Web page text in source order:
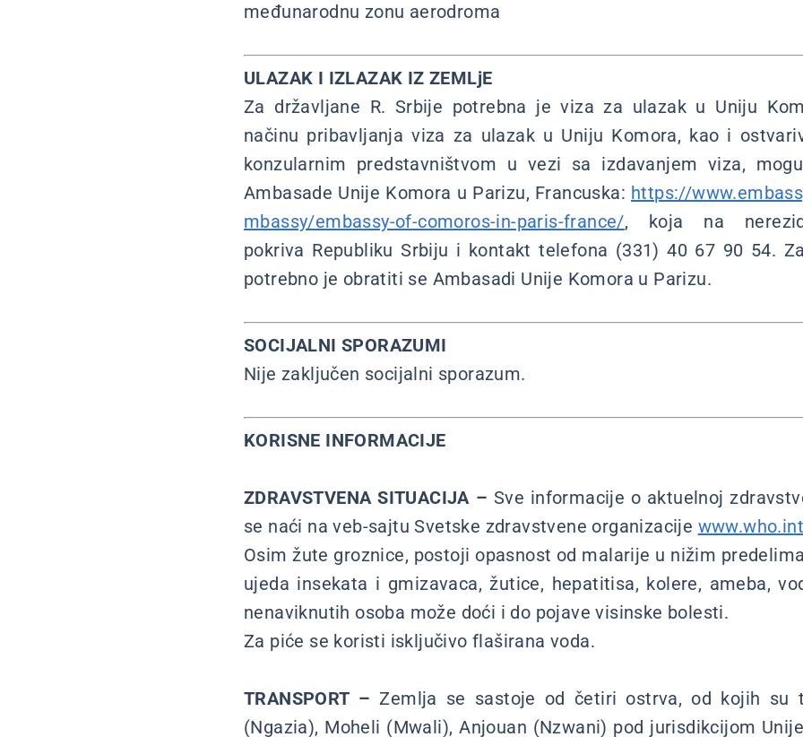
međunarodnu zonu aerodroma
ULAZAK I IZLAZAK IZ ZEMLjE
Za državljane R. Srbije potrebna je viza za ulazak u Uniju
načinu pribavljanja viza za ulazak u Uniju Komora, kao i
konzularnim predstavništvom u vezi sa izdavanjem viza,
Ambasade Unije Komora u Parizu, Francuska: https://
mbassy/embassy-of-comoros-in-paris-france/, koja na
pokriva Republiku Srbiju i kontakt telefona (331) 40 67 90 54.
potrebno je obratiti se Ambasadi Unije Komora u Parizu.
SOCIJALNI SPORAZUMI
Nije zaključen socijalni sporazum.
KORISNE INFORMACIJE
ZDRAVSTVENA SITUACIJA – Sve informacije o aktuelnoj
se naći na veb-sajtu Svetske zdravstvene organizacije www.who.int
Osim žute groznice, postoji opasnost od malarije u nižim
ujeda insekata i gmizavaca, žutice, hepatitisa, kolere, ameba,
nenaviknutih osoba može doći i do pojave visinske bolesti.
Za piće se koristi isključivo flaširana voda.
TRANSPORT – Zemlja se sastoje od četiri ostrva, od kojih su
(Ngazia), Moheli (Mwali), Anjouan (Nzwani) pod jurisdikcijom